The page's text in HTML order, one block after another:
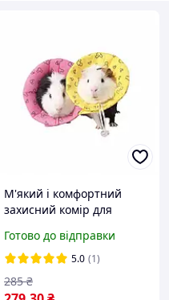
М'який і комфортний
захисний комір для
морських свинок
післяопераційний
Готово до відправки
5.0 (1)
285 ₴